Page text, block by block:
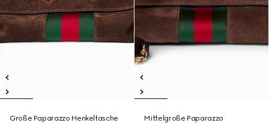
Große Paparazzo Henkeltasche
Mittelgroße Paparazzo